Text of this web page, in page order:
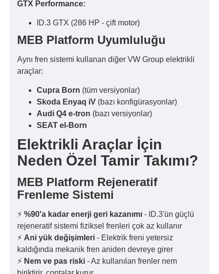
GTX Performance:
ID.3 GTX (286 HP - çift motor)
MEB Platform Uyumluluğu
Aynı fren sistemi kullanan diğer VW Group elektrikli
araçlar:
Cupra Born (tüm versiyonlar)
Skoda Enyaq iV (bazı konfigürasyonlar)
Audi Q4 e-tron (bazı versiyonlar)
SEAT el-Born
Elektrikli Araçlar İçin
Neden Özel Tamir Takımı?
MEB Platform Rejeneratif
Frenleme Sistemi
⚡ %90'a kadar enerji geri kazanımı - ID.3'ün güçlü
rejeneratif sistemi fiziksel frenleri çok az kullanır
⚡ Ani yük değişimleri - Elektrik freni yetersiz
kaldığında mekanik fren aniden devreye girer
⚡ Nem ve pas riski - Az kullanılan frenler nem